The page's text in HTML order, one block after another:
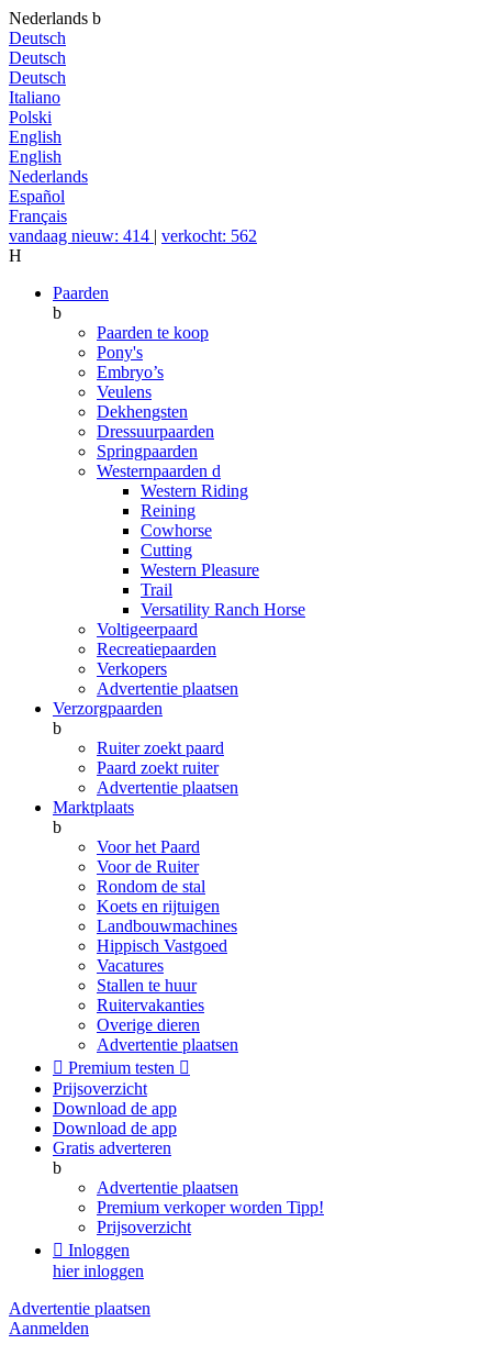
Nederlands b
Deutsch
Deutsch
Deutsch
Italiano
Polski
English
English
Nederlands
Español
Français
vandaag nieuw: 414 | verkocht: 562
H
Paarden
b
Paarden te koop
Pony's
Embryo’s
Veulens
Dekhengsten
Dressuurpaarden
Springpaarden
Westernpaarden d
Western Riding
Reining
Cowhorse
Cutting
Western Pleasure
Trail
Versatility Ranch Horse
Voltigeerpaard
Recreatiepaarden
Verkopers
Advertentie plaatsen
Verzorgpaarden
b
Ruiter zoekt paard
Paard zoekt ruiter
Advertentie plaatsen
Marktplaats
b
Voor het Paard
Voor de Ruiter
Rondom de stal
Koets en rijtuigen
Landbouwmachines
Hippisch Vastgoed
Vacatures
Stallen te huur
Ruitervakanties
Overige dieren
Advertentie plaatsen
 Premium testen 
Prijsoverzicht
Download de app
Download de app
Gratis adverteren
b
Advertentie plaatsen
Premium verkoper worden Tipp!
Prijsoverzicht
 Inloggen
hier inloggen
Advertentie plaatsen
Aanmelden